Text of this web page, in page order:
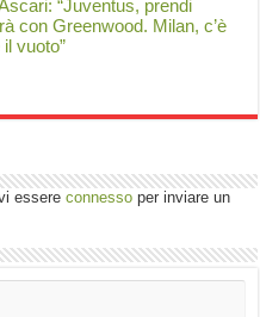
“Juventus, prendi
con Greenwood. Milan, c’è
vuoto”
essereconnesso per inviare un